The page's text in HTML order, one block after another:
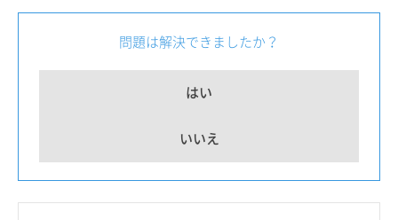
問題は解決できましたか？
はい
いいえ